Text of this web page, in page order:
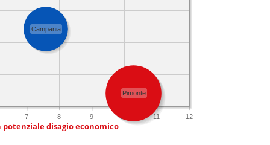
7 8 9 10 11 12
Pimonte
Campania
disagio economico